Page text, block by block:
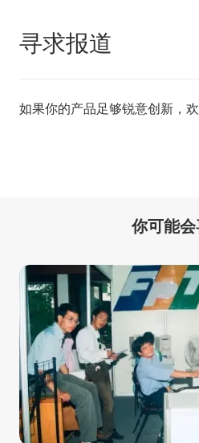
寻求报道
如果你的产品足够锐意创新，
你可能